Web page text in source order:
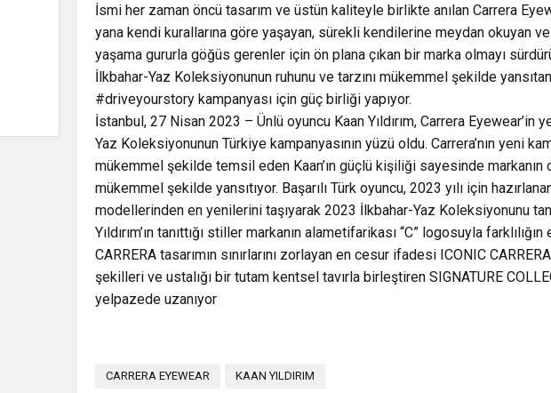
İsmi her zaman öncü tasarım ve üstün kaliteyle birlikte anılan Carrera
yana kendi kurallarına göre yaşayan, sürekli kendilerine meydan okuyan ve
yaşama gururla göğüs gerenler için ön plana çıkan bir marka olmayı
İlkbahar-Yaz Koleksiyonunun ruhunu ve tarzını mükemmel şekilde
#driveyourstory kampanyası için güç birliği yapıyor.
İstanbul, 27 Nisan 2023 – Ünlü oyuncu Kaan Yıldırım, Carrera
Yaz Koleksiyonunun Türkiye kampanyasının yüzü oldu. Carrera’nın yeni
mükemmel şekilde temsil eden Kaan’ın güçlü kişiliği sayesinde markanın
mükemmel şekilde yansıtıyor. Başarılı Türk oyuncu, 2023 yılı için
modellerinden en yenilerini taşıyarak 2023 İlkbahar-Yaz Koleksiyonunu
Yıldırım’ın tanıttığı stiller markanın alametifarikası “C” logosuyla
CARRERA tasarımın sınırlarını zorlayan en cesur ifadesi ICONIC
şekilleri ve ustalığı bir tutam kentsel tavırla birleştiren SIGNATURE
yelpazede uzanıyor
CARRERA EYEWEAR KAAN YILDIRIM